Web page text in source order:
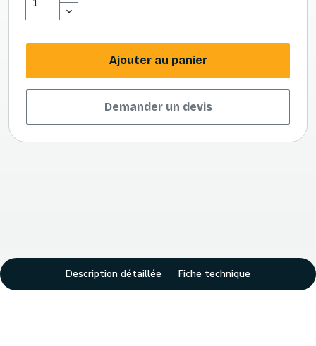
Ajouter au panier
Demander un devis
Description détaillée Fiche technique